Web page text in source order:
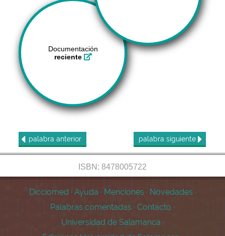
Documentación
reciente
palabra anterior palabra siguiente
ISBN: 8478005722
Dicciomed · Ayuda · Menciones · Novedades ·
Palabras comentadas · Contacto ·
Universidad de Salamanca ·